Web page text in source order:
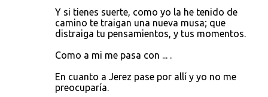
Y si tienes suerte, como yo la he tenido de
camino te traigan una nueva musa; que
distraiga tu pensamientos, y tus momentos.
Como a mi me pasa con ... .
En cuanto a Jerez pase por allí y yo no me
preocuparía.